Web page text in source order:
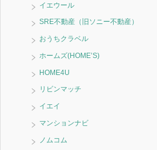
イエウール
SRE不動産（旧ソニー不動産）
おうちクラベル
ホームズ(HOME’S)
HOME4U
リビンマッチ
イエイ
マンションナビ
ノムコム